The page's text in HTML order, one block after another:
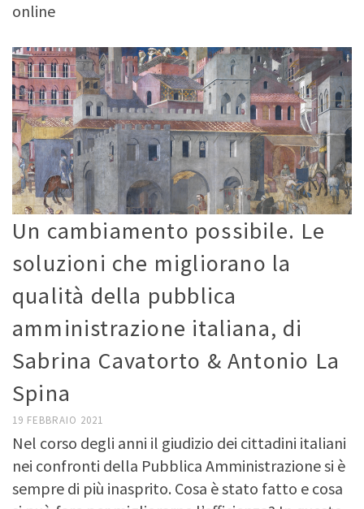
online
Un cambiamento possibile. Le
soluzioni che migliorano la
qualità della pubblica
amministrazione italiana, di
Sabrina Cavatorto & Antonio La
Spina
19 FEBBRAIO 2021
Nel corso degli anni il giudizio dei cittadini italiani
nei confronti della Pubblica Amministrazione si è
sempre di più inasprito. Cosa è stato fatto e cosa